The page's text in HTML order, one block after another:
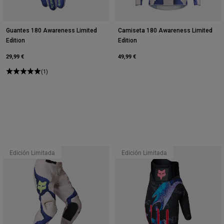
Guantes 180 Awareness Limited
Edition
29,99 €
(1)
Camiseta 180 Awareness Limited
Edition
49,99 €
Edición Limitada Edición Limitada